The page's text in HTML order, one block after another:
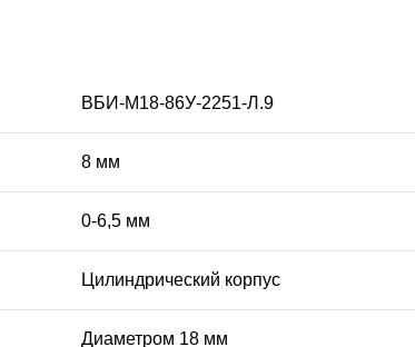
ВБИ-М18-86У-2251-Л.9
8 мм
0-6,5 мм
Цилиндрический корпус
Диаметром 18 мм